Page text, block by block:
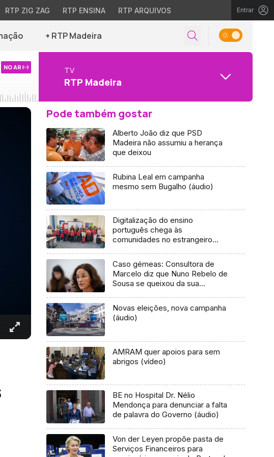
RTP ZIG ZAG RTP ENSINA RTP ARQUIVOS Entrar
+ RTP Madeira
NO AR TV
RTP Madeira
Pode também gostar
Alberto João diz que PSD
Madeira não assumiu a herança
que deixou
Rubina Leal em campanha
mesmo sem Bugalho (áudio)
Digitalização do ensino
português chega às
comunidades no estrangeiro
Caso gémeas: Consultora de
Marcelo diz que Nuno Rebelo de
Sousa se queixou da sua
Novas eleições, nova campanha
(áudio)
AMRAM quer apoios para sem
abrigos (vídeo)
BE no Hospital Dr. Nélio
Mendonça para denunciar a falta
de palavra do Governo (áudio)
Von der Leyen propõe pasta de
Serviços Financeiros para